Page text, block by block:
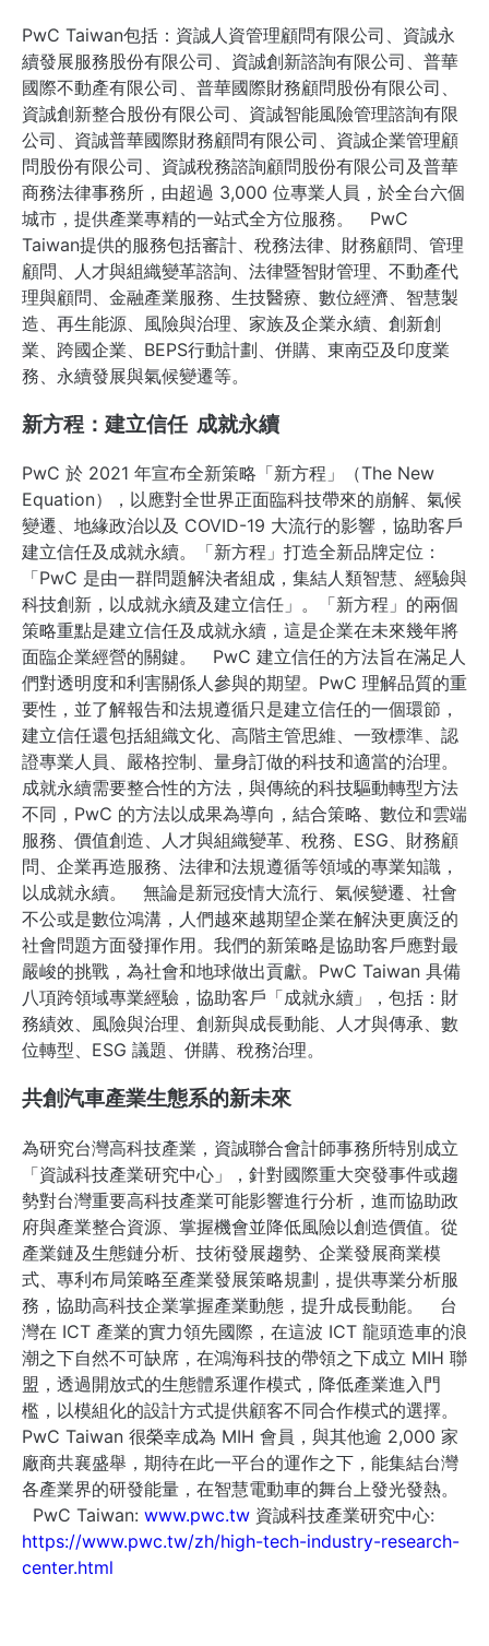
PwC Taiwan包括：資誠人資管理顧問有限公司、資誠永
續發展服務股份有限公司、資誠創新諮詢有限公司、普華
國際不動產有限公司、普華國際財務顧問股份有限公司、
資誠創新整合股份有限公司、資誠智能風險管理諮詢有限
公司、資誠普華國際財務顧問有限公司、資誠企業管理顧
問股份有限公司、資誠稅務諮詢顧問股份有限公司及普華
商務法律事務所，由超過 3,000 位專業人員，於全台六個
城市，提供產業專精的一站式全方位服務。 PwC
Taiwan提供的服務包括審計、稅務法律、財務顧問、管理
顧問、人才與組織變革諮詢、法律暨智財管理、不動產代
理與顧問、金融產業服務、生技醫療、數位經濟、智慧製
造、再生能源、風險與治理、家族及企業永續、創新創
業、跨國企業、BEPS行動計劃、併購、東南亞及印度業
務、永續發展與氣候變遷等。
新方程：建立信任 成就永續
PwC 於 2021 年宣布全新策略「新方程」（The New
Equation），以應對全世界正面臨科技帶來的崩解、氣候
變遷、地緣政治以及 COVID-19 大流行的影響，協助客戶
建立信任及成就永續。「新方程」打造全新品牌定位：
「PwC 是由一群問題解決者組成，集結人類智慧、經驗與
科技創新，以成就永續及建立信任」。「新方程」的兩個
策略重點是建立信任及成就永續，這是企業在未來幾年將
面臨企業經營的關鍵。 PwC 建立信任的方法旨在滿足人
們對透明度和利害關係人參與的期望。PwC 理解品質的重
要性，並了解報告和法規遵循只是建立信任的一個環節，
建立信任還包括組織文化、高階主管思維、一致標準、認
證專業人員、嚴格控制、量身訂做的科技和適當的治理。
成就永續需要整合性的方法，與傳統的科技驅動轉型方法
不同，PwC 的方法以成果為導向，結合策略、數位和雲端
服務、價值創造、人才與組織變革、稅務、ESG、財務顧
問、企業再造服務、法律和法規遵循等領域的專業知識，
以成就永續。 無論是新冠疫情大流行、氣候變遷、社會
不公或是數位鴻溝，人們越來越期望企業在解決更廣泛的
社會問題方面發揮作用。我們的新策略是協助客戶應對最
嚴峻的挑戰，為社會和地球做出貢獻。PwC Taiwan 具備
八項跨領域專業經驗，協助客戶「成就永續」，包括：財
務績效、風險與治理、創新與成長動能、人才與傳承、數
位轉型、ESG 議題、併購、稅務治理。
共創汽車產業生態系的新未來
為研究台灣高科技產業，資誠聯合會計師事務所特別成立
「資誠科技產業研究中心」，針對國際重大突發事件或趨
勢對台灣重要高科技產業可能影響進行分析，進而協助政
府與產業整合資源、掌握機會並降低風險以創造價值。從
產業鏈及生態鏈分析、技術發展趨勢、企業發展商業模
式、專利布局策略至產業發展策略規劃，提供專業分析服
務，協助高科技企業掌握產業動態，提升成長動能。 台
灣在 ICT 產業的實力領先國際，在這波 ICT 龍頭造車的浪
潮之下自然不可缺席，在鴻海科技的帶領之下成立 MIH 聯
盟，透過開放式的生態體系運作模式，降低產業進入門
檻，以模組化的設計方式提供顧客不同合作模式的選擇。
PwC Taiwan 很榮幸成為 MIH 會員，與其他逾 2,000 家
廠商共襄盛舉，期待在此一平台的運作之下，能集結台灣
各產業界的研發能量，在智慧電動車的舞台上發光發熱。
PwC Taiwan: www.pwc.tw 資誠科技產業研究中心:
https://www.pwc.tw/zh/high-tech-industry-research-
center.html